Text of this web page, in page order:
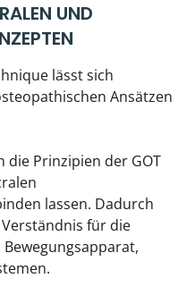
UND
lässt sich
Ansätzen
die Prinzipien der GOT
lassen. Dadurch
für die